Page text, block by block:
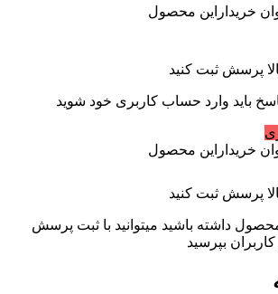
‌خریدار‌این‌ محصول
پرسش ثبت کنید
باید وارد حساب کاربری خود شوید
‌خریدار‌این‌ محصول
پرسش ثبت کنید
داشته باشید میتوانید با ثبت پرسش
بپرسید